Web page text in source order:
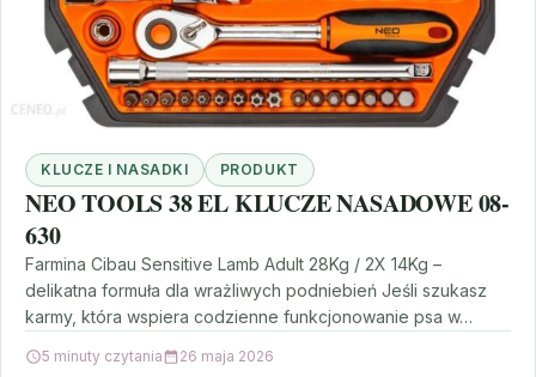
KLUCZE I NASADKI PRODUKT
NEO TOOLS 38 EL KLUCZE NASADOWE 08-
630
Farmina Cibau Sensitive Lamb Adult 28Kg / 2X 14Kg –
delikatna formuła dla wrażliwych podniebień Jeśli szukasz
karmy, która wspiera codzienne funkcjonowanie psa w…
5 minuty czytania 26 maja 2026